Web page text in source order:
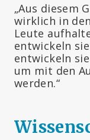
„Aus diesem
wirklich in
Leute
entwickeln
entwickeln
um mit den
werden.“